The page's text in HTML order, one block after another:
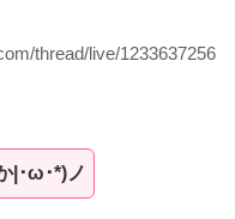
thread/live/1233637256
|･ω･*)ノ